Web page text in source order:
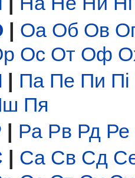
| Оа Об Ов
Ос От Оф
| Па Пе Пи Пі
Пя
| Ра Рв Рд Ре
| Са Св Сд